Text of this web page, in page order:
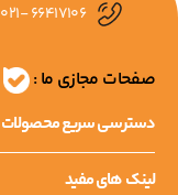
021- 66417106
صفحات مجازی ما :
دسترسی سریع محصولات
لینک های مفید